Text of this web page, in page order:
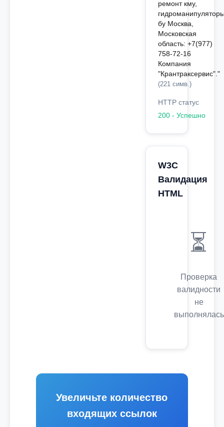
ремонт кму,
бу Москва,
Московская
область: +7(977)
758-72-16
Компания
"Крантраксервис"."
(221 симв.)
HTTP статус
200 - Успешно
W3C
Валидация
HTML
⏳
Проверка
валидности
не
выполнялась
Увеличьте количество
входящих ссылок